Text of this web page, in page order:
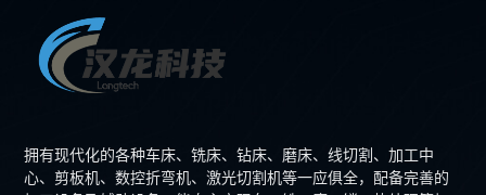
拥有现代化的各种车床、铣床、钻床、磨床、线切割、加工中
心、剪板机、数控折弯机、激光切割机等一应俱全，配备完善的